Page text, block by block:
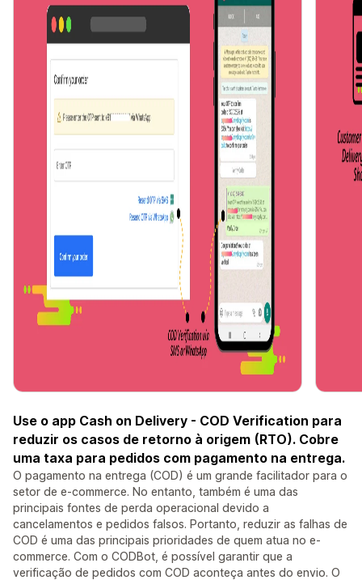
Use o app Cash on Delivery - COD Verification para
reduzir os casos de retorno à origem (RTO). Cobre
uma taxa para pedidos com pagamento na entrega.
O pagamento na entrega (COD) é um grande facilitador para o
setor de e-commerce. No entanto, também é uma das
principais fontes de perda operacional devido a
cancelamentos e pedidos falsos. Portanto, reduzir as falhas de
COD é uma das principais prioridades de quem atua no e-
commerce. Com o CODBot, é possível garantir que a
verificação de pedidos com COD aconteça antes do envio. O